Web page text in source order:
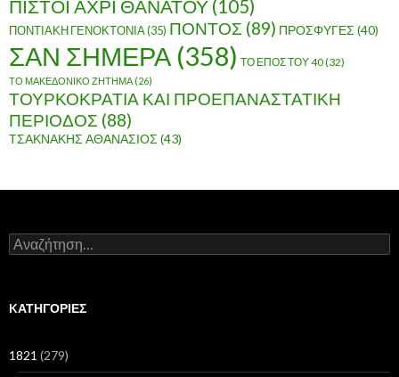
ΠΙΣΤΟΙ ΑΧΡΙ ΘΑΝΑΤΟΥ (105)
ΠΟΝΤΙΑΚΗ ΓΕΝΟΚΤΟΝΙΑ(35) ΠΟΝΤΟΣ (89) ΠΡΟΣΦΥΓΕΣ (40)
ΣΑΝ ΣΗΜΕΡΑ (358) ΤΟ ΕΠΟΣ ΤΟΥ 40(32)
ΤΟ ΜΑΚΕΔΟΝΙΚΟ ΖΗΤΗΜΑ (26)
ΤΟΥΡΚΟΚΡΑΤΙΑ ΚΑΙ ΠΡΟΕΠΑΝΑΣΤΑΤΙΚΗ
ΠΕΡΙΟΔΟΣ (88)
ΤΣΑΚΝΑΚΗΣ ΑΘΑΝΑΣΙΟΣ (43)
Α
ν
ή
σ
KΑΤΗΓΟΡΊΕΣ
1821 (279)